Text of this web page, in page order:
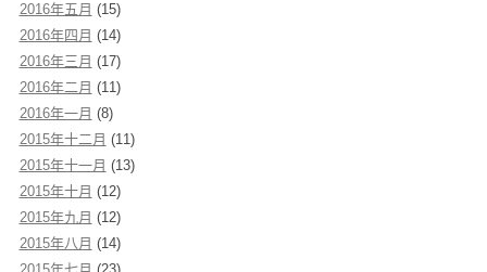
2016年五月 (15)
2016年四月 (14)
2016年三月 (17)
2016年二月 (11)
2016年一月 (8)
2015年十二月 (11)
2015年十一月 (13)
2015年十月 (12)
2015年九月 (12)
2015年八月 (14)